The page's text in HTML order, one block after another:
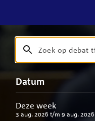
Zoeken
Zoek
op
debat
titel
en
beschrijving
zoekresultaten
Verfijn
uw
resultaten
Datum
Deze week
3 aug. 2026 t/m 9 aug. 2026